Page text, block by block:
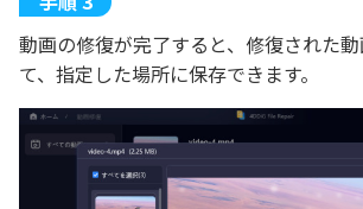
動画の修復が完了すると、修復された
て、指定した場所に保存できます。